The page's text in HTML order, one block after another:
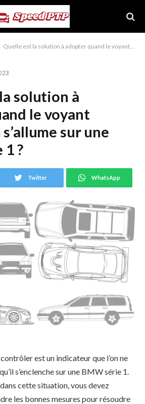
Quelle est la solution à adopter quand le voyant d’injection s’allume sur une BMW série 1 ?
solution à
le voyant
sur une
?
Twitter WhatsApp
est un indicateur que l’on ne
s’enclenche sur une BMW série 1.
cette situation, vous devez
les bonnes mesures pour résoudre